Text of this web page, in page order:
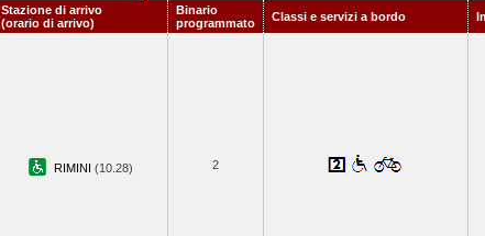
Stazione di arrivo
(orario di arrivo)
Binario
programmato
Classi e servizi a bordo
RIMINI (10.28) 2